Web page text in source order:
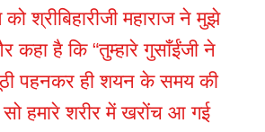
श्रीबिहारीजी महाराज ने मुझे
कहा है कि “तुम्हारे गुसाँईंजी ने
पहनकर ही शयन के समय की
हमारे शरीर में खरोंच आ गई